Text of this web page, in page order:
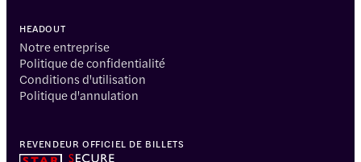
HEADOUT
Notre entreprise
Politique de confidentialité
Conditions d'utilisation
Politique d'annulation
REVENDEUR OFFICIEL DE BILLETS